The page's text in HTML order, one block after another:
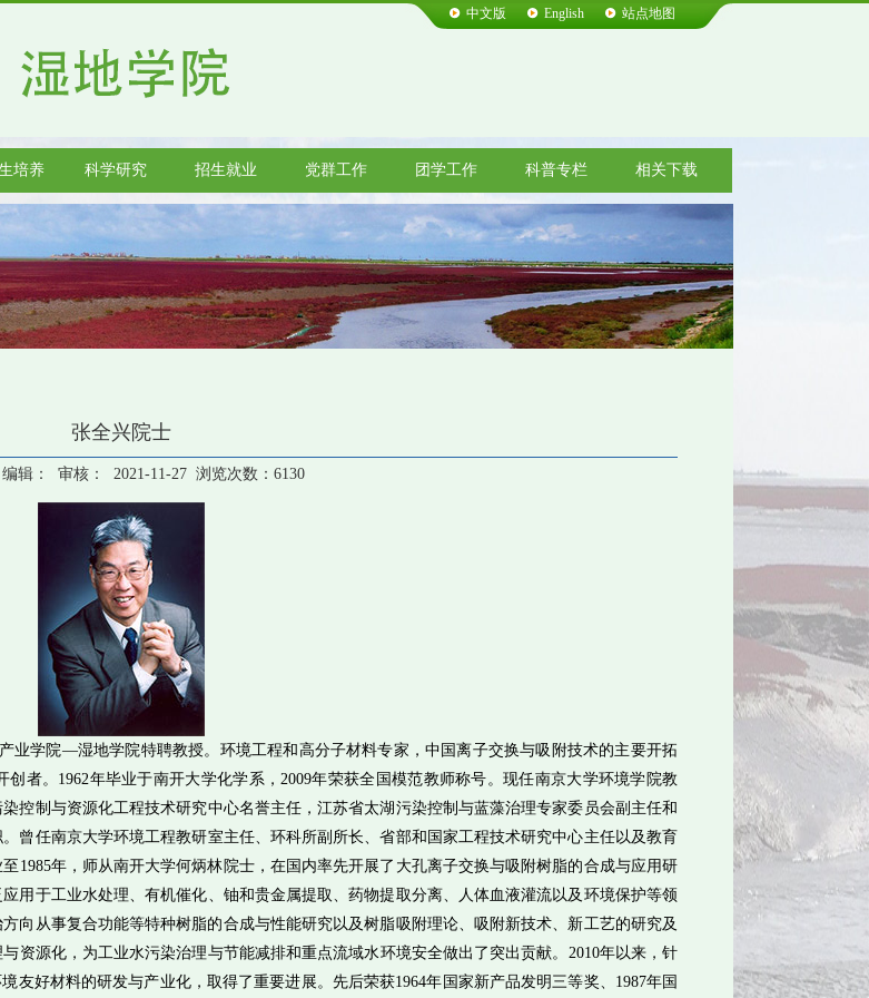
中文版 English 站点地图
培养 科学研究 招生就业 党群工作 团学工作 科普专栏 相关下载
张全兴院士
辑： 审核： 2021-11-27 浏览次数： 6130
业学院—湿地学院特聘教授。环境工程和高分子材料专家，中国离子交换与吸附技术的主要开拓
者。 1962年毕业于南开大学化学系，2009年荣获全国模范教师称号。现任南京大学环境学院教
控制与资源化工程技术研究中心名誉主任，江苏省太湖污染控制与蓝藻治理专家委员会副主任和
曾任南京大学环境工程教研室主任、环科所副所长、省部和国家工程技术研究中心主任以及教育
1985年，师从南开大学何炳林院士，在国内率先开展了大孔离子交换与吸附树脂的合成与应用研
用于工业水处理、有机催化、铀和贵金属提取、药物提取分离、人体血液灌流以及环境保护等领
向从事复合功能等特种树脂的合成与性能研究以及树脂吸附理论、吸附新技术、新工艺的研究及
资源化，为工业水污染治理与节能减排和重点流域水环境安全做出了突出贡献。 2010年以来，针
友好材料的研发与产业化，取得了重要进展。先后荣获1964年国家新产品发明三等奖、 1987年国